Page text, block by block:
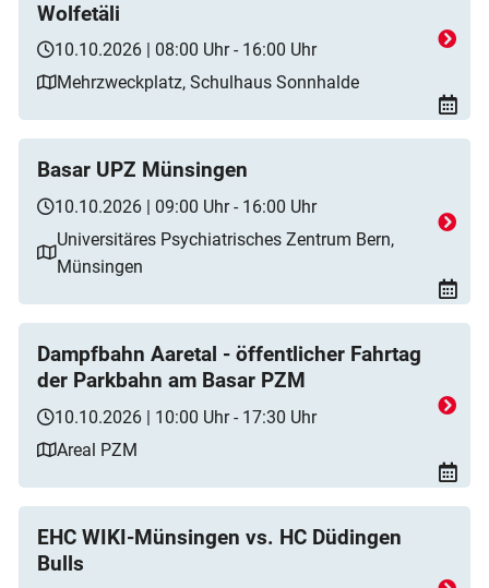
Wolfetäli
10.10.2026 | 08:00 Uhr - 16:00 Uhr
Mehrzweckplatz, Schulhaus Sonnhalde
Basar UPZ Münsingen
10.10.2026 | 09:00 Uhr - 16:00 Uhr
Universitäres Psychiatrisches Zentrum Bern,
Münsingen
Dampfbahn Aaretal - öffentlicher Fahrtag
der Parkbahn am Basar PZM
10.10.2026 | 10:00 Uhr - 17:30 Uhr
Areal PZM
EHC WIKI-Münsingen vs. HC Düdingen
Bulls